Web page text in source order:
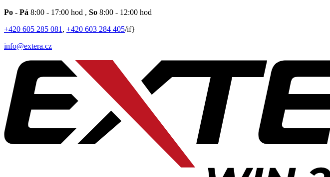
Po - Pá 8:00 - 17:00 hod , So 8:00 - 12:00 hod
+420 605 285 081 , +420 603 284 405/if}
info@extera.cz